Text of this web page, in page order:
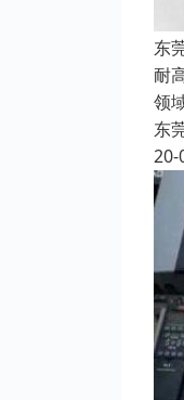
东
耐
领
东
20-